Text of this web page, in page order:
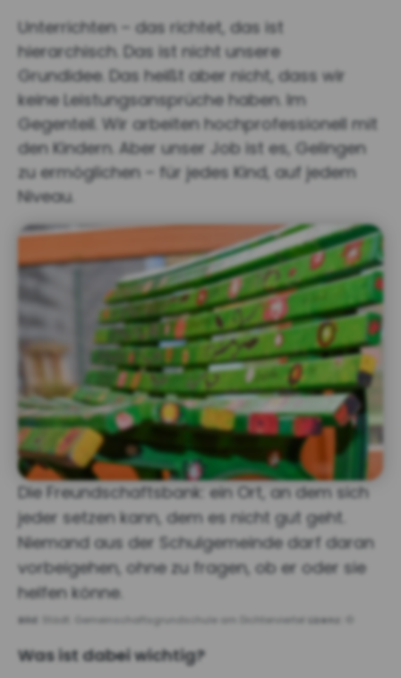
Unterrichten – das richtet, das ist
hierarchisch. Das ist nicht unsere
Grundidee. Das heißt aber nicht, dass wir
keine Leistungsansprüche haben. Im
Gegenteil. Wir arbeiten hochprofessionell mit
den Kindern. Aber unser Job ist es, Gelingen
zu ermöglichen – für jedes Kind, auf jedem
Niveau.
Die Freundschaftsbank: ein Ort, an dem sich
jeder setzen kann, dem es nicht gut geht.
Niemand aus der Schulgemeinde darf daran
vorbeigehen, ohne zu fragen, ob er oder sie
helfen könne.
Bild: Städt. Gemeinschaftsgrundschule am Dichterviertel Lizenz:
Was ist dabei wichtig?